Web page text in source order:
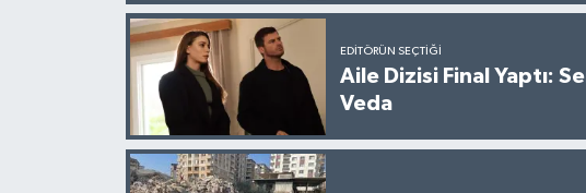
EDITÖRÜN SEÇTIĞI
Aile Dizisi Final Yaptı:
Veda